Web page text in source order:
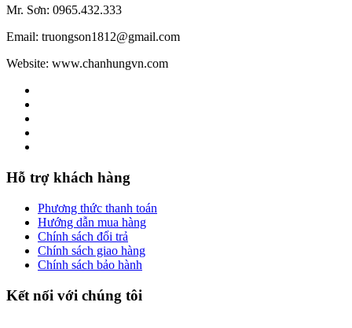
Mr. Sơn: 0965.432.333
Email: truongson1812@gmail.com
Website: www.chanhungvn.com
Hỗ trợ khách hàng
Phương thức thanh toán
Hướng dẫn mua hàng
Chính sách đổi trả
Chính sách giao hàng
Chính sách bảo hành
Kết nối với chúng tôi